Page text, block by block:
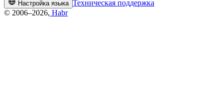
Настройка языка Техническая поддержка
© 2006–2026, Habr